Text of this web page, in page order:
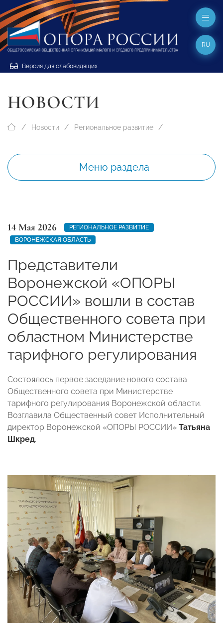
Версия для слабовидящих
RU
НОВОСТИ
Новости Региональное развитие
Меню раздела
14 Мая 2026
РЕГИОНАЛЬНОЕ РАЗВИТИЕ
ВОРОНЕЖСКАЯ ОБЛАСТЬ
Представители
Воронежской «ОПОРЫ
РОССИИ» вошли в состав
Общественного совета при
областном Министерстве
тарифного регулирования
Состоялось первое заседание нового состава
Общественного совета при Министерстве
тарифного регулирования Воронежской области.
Возглавила Общественный совет Исполнительный
директор Воронежской «ОПОРЫ РОССИИ» Татьяна
Шкред.